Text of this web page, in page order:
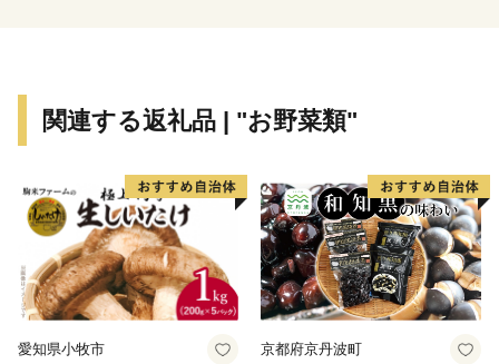
関連する返礼品 | "お野菜類"
愛知県小牧市 京都府京丹波町